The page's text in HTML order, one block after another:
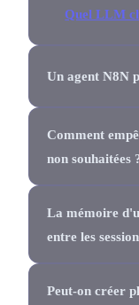
Quel LLM
Un agent N8N
Comment
non souhaitées
La mémoire
entre les
Peut-on créer